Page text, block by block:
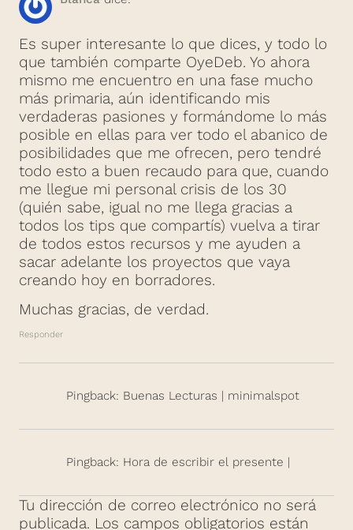
Es super interesante lo que dices, y todo lo
que también comparte OyeDeb. Yo ahora
mismo me encuentro en una fase mucho
más primaria, aún identificando mis
verdaderas pasiones y formándome lo más
posible en ellas para ver todo el abanico de
posibilidades que me ofrecen, pero tendré
todo esto a buen recaudo para que, cuando
me llegue mi personal crisis de los 30
(quién sabe, igual no me llega gracias a
todos los tips que compartís) vuelva a tirar
de todos estos recursos y me ayuden a
sacar adelante los proyectos que vaya
creando hoy en borradores.
Muchas gracias, de verdad.
Responder
Pingback: Buenas Lecturas | minimalspot
Pingback: Hora de escribir el presente |
Tu dirección de correo electrónico no será
publicada. Los campos obligatorios están